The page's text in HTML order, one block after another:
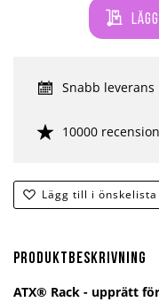
Lägg till i önskelista
Snabb leverans
10000
Produktbeskrivning
ATX® Rack - upprätt